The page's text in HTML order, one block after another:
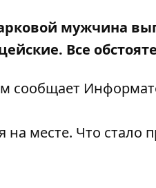
мужчина
. Все
сообщает
месте. Что стало